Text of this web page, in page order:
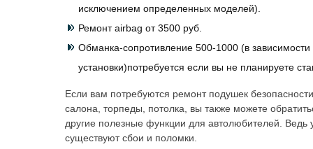
исключением определенных моделей).
Ремонт airbag от 3500 руб.
Обманка-сопротивление 500-1000 (в зависимости
установки)потребуется если вы не планируете
Если вам потребуются ремонт подушек
салона, торпеды, потолка, вы также можете
другие полезные функции для автолюбителей. Ведь
существуют сбои и поломки.